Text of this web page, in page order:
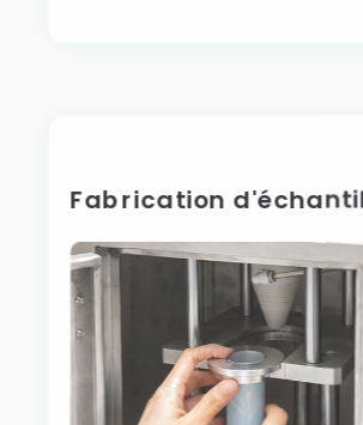
Fabrication